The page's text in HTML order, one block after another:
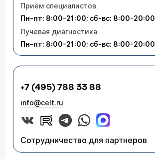
Приём специалистов
Пн-пт: 8:00-21:00; сб-вс: 8:00-20:00
Лучевая диагностика
Пн-пт: 8:00-21:00; сб-вс: 8:00-20:00
+7 (495) 788 33 88
info@celt.ru
Сотрудничество для партнеров